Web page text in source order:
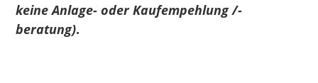
keine Anlage- oder Kaufempehlung /-
beratung).